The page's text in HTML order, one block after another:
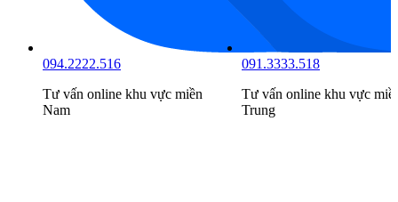
094.2222.516
Tư vấn online khu vực miền
Nam
091.3333.518
Tư vấn online khu vực
Trung